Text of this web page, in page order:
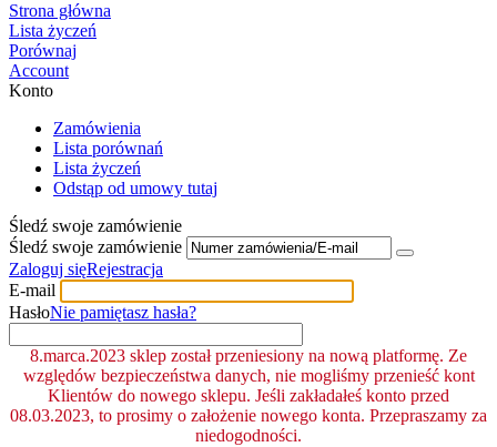
Strona główna
Lista życzeń
Porównaj
Account
Konto
Zamówienia
Lista porównań
Lista życzeń
Odstąp od umowy tutaj
Śledź swoje zamówienie
Śledź swoje zamówienie
Zaloguj sięRejestracja
E-mail
HasłoNie pamiętasz hasła?
8.marca.2023 sklep został przeniesiony na nową platformę. Ze
względów bezpieczeństwa danych, nie mogliśmy przenieść kont
Klientów do nowego sklepu. Jeśli zakładałeś konto przed
08.03.2023, to prosimy o założenie nowego konta. Przepraszamy za
niedogodności.